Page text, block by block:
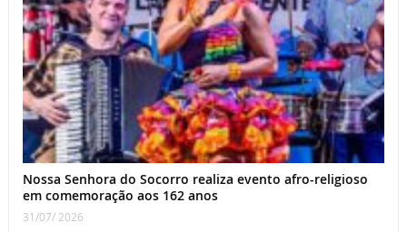
Nossa Senhora do Socorro realiza evento afro-religioso
em comemoração aos 162 anos
31/07/ 2026